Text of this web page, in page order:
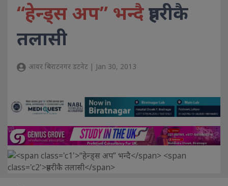
“हेन्ड्स अप” भन्दैप्रहरीकै
तलासी
आवर बिराटनगर डटनेट | Jan 30, 2013